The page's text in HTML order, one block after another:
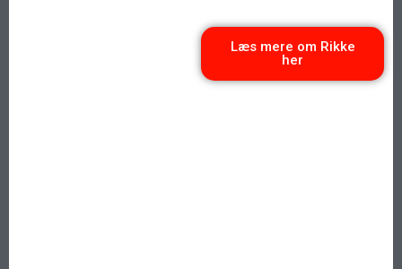
Læs mere om Rikke
her